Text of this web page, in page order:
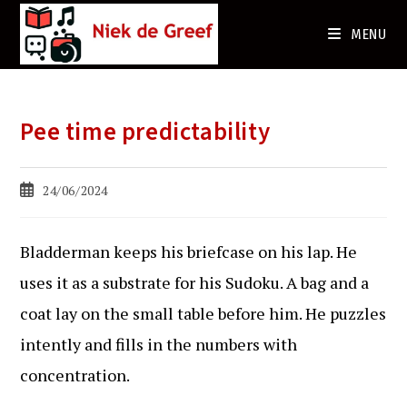
MENU
Pee time predictability
Bericht24/06/2024
Bladderman keeps his briefcase on his lap. He
uses it as a substrate for his Sudoku. A bag and a
coat lay on the small table before him. He puzzles
intently and fills in the numbers with
concentration.